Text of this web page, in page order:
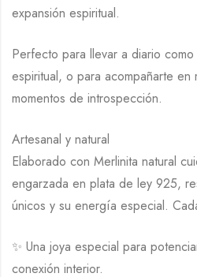
expansión espiritual.
Perfecto para llevar a diario
espiritual, o para acompañarte en
momentos de introspección.
Artesanal y natural
Elaborado con Merlinita natural
engarzada en plata de ley 925,
únicos y su energía especial.
✨ Una joya especial para
conexión interior.